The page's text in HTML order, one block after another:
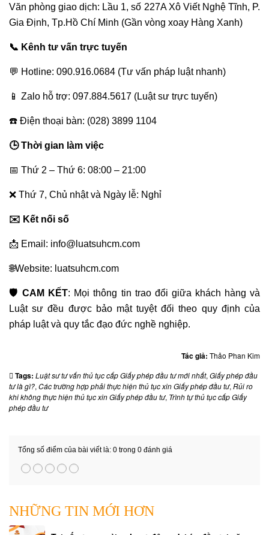
0909
160684
TỔNG
ĐÀI
VẤN
LAO
0978845617
ĐÀI
VẤN
LUẬT
HÔN
NHÂN
ĐÌNH
0909
160684
TƯ
VẤN
LUẬT
0978845617
VÀ
Văn phòng giao dịch: Lầu 1, số 227A Xô Viết Nghệ Tĩnh, P.
Gia Định, Tp.Hồ Chí Minh (Gần vòng xoay Hàng Xanh)
📞 Kênh tư vấn trực tuyến
💬 Hotline: 090.916.0684 (Tư vấn pháp luật nhanh)
📱 Zalo hỗ trợ: 097.884.5617 (Luật sư trực tuyến)
☎️ Điện thoại bàn: (028) 3899 1104
🕒 Thời gian làm việc
📅 Thứ 2 – Thứ 6: 08:00 – 21:00
❌ Thứ 7, Chủ nhật và Ngày lễ: Nghỉ
✉️ Kết nối số
📩 Email: info@luatsuhcm.com
🌐Website: luatsuhcm.com
🛡️ CAM KẾT: Mọi thông tin trao đổi giữa khách hàng và
Luật sư đều được bảo mật tuyệt đối theo quy định của
pháp luật và quy tắc đạo đức nghề nghiệp.
Tác giả: Thảo Phan Kim
Tags: Luật sư tư vấn thủ tục cấp Giấy phép đầu tư mới nhất, Giấy phép đầu
tư là gì?, Các trường hợp phải thực hiện thủ tục xin Giấy phép đầu tư, Rủi ro
khi không thực hiện thủ tục xin Giấy phép đầu tư, Trình tự thủ tục cấp Giấy
phép đầu tư
Tổng số điểm của bài viết là: 0 trong 0 đánh giá
NHỮNG TIN MỚI HƠN